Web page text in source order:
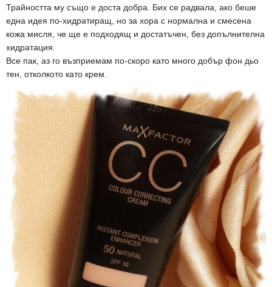
Трайността му също е доста добра. Бих се радвала, ако беше
една идея по-хидратиращ, но за хора с нормална и смесена
кожа мисля, че ще е подходящ и достатъчен, без допълнителна
хидратация.
Все пак, аз го възприемам по-скоро като много добър фон дьо
тен, отколкото като крем.